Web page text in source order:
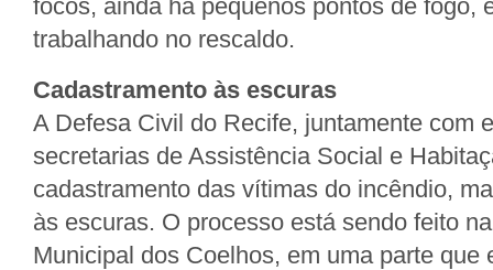
focos, ainda há pequenos pontos de fogo,
trabalhando no rescaldo.
Cadastramento às escuras
A Defesa Civil do Recife, juntamente com
secretarias de Assistência Social e
cadastramento das vítimas do incêndio,
às escuras. O processo está sendo feito
Municipal dos Coelhos, em uma parte que